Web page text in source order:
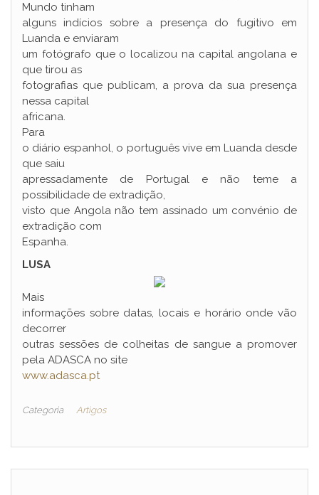
Mundo tinham
alguns indícios sobre a presença do fugitivo em
Luanda e enviaram
um fotógrafo que o localizou na capital angolana e
que tirou as
fotografias que publicam, a prova da sua presença
nessa capital
africana.
Para
o diário espanhol, o português vive em Luanda desde
que saiu
apressadamente de Portugal e não teme a
possibilidade de extradição,
visto que Angola não tem assinado um convénio de
extradição com
Espanha.
LUSA
Mais
informações sobre datas, locais e horário onde vão
decorrer
outras sessões de colheitas de sangue a promover
pela ADASCA no site
www.adasca.pt
Categoria Artigos